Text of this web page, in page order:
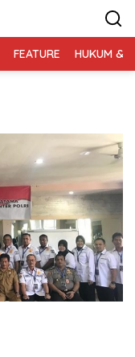
FEATURE HUKUM &